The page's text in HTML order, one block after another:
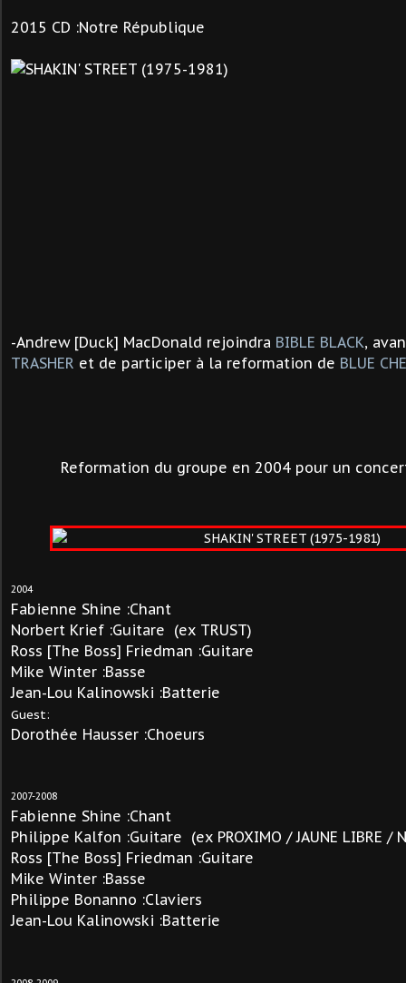
2015 CD :Notre République
-Andrew [Duck] MacDonald rejoindra BIBLE BLACK,
TRASHER et de participer à la reformation de BLUE
Reformation du groupe en 2004 pour un concert
2004
Fabienne Shine :Chant
Norbert Krief :Guitare (ex TRUST)
Ross [The Boss] Friedman :Guitare
Mike Winter :Basse
Jean-Lou Kalinowski :Batterie
Guest:
Dorothée Hausser :Choeurs
2007-2008
Fabienne Shine :Chant
Philippe Kalfon :Guitare (ex PROXIMO / JAUNE LIBRE /
Ross [The Boss] Friedman :Guitare
Mike Winter :Basse
Philippe Bonanno :Claviers
Jean-Lou Kalinowski :Batterie